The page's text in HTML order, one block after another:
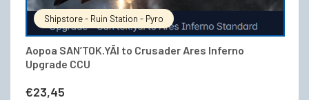
Shipstore - Ruin Station - Pyro
Aopoa SAN’TOK.YĀI to Crusader Ares Inferno
Upgrade CCU
€23,45